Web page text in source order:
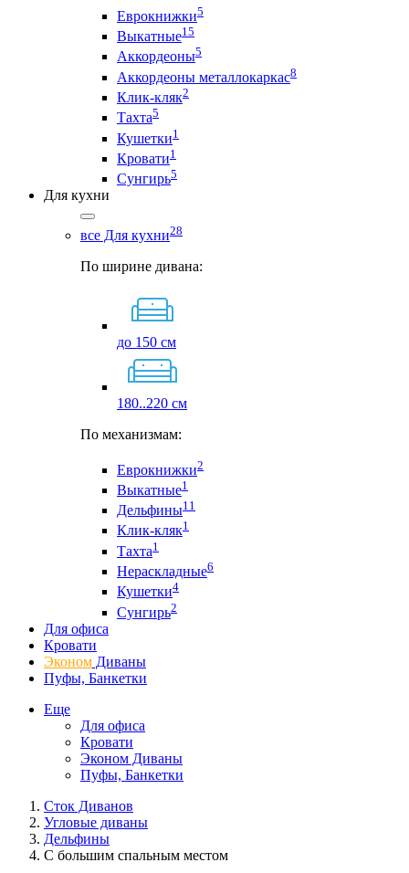
Еврокнижки5
Выкатные15
Аккордеоны5
Аккордеоны металлокаркас8
Клик-кляк2
Тахта5
Кушетки1
Кровати1
Сунгирь5
Для кухни
все Для кухни28
По ширине дивана:
до 150 см
180..220 см
По механизмам:
Еврокнижки2
Выкатные1
Дельфины11
Клик-кляк1
Тахта1
Нераскладные6
Кушетки4
Сунгирь2
Для офиса
Кровати
Эконом Диваны
Пуфы, Банкетки
Еще
Для офиса
Кровати
Эконом Диваны
Пуфы, Банкетки
Сток Диванов
Угловые диваны
Дельфины
С большим спальным местом